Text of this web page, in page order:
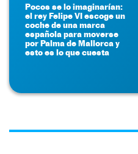
Pocos se lo imaginarían:
el rey Felipe VI escoge un
coche de una marca
española para moverse
por Palma de Mallorca y
esto es lo que cuesta